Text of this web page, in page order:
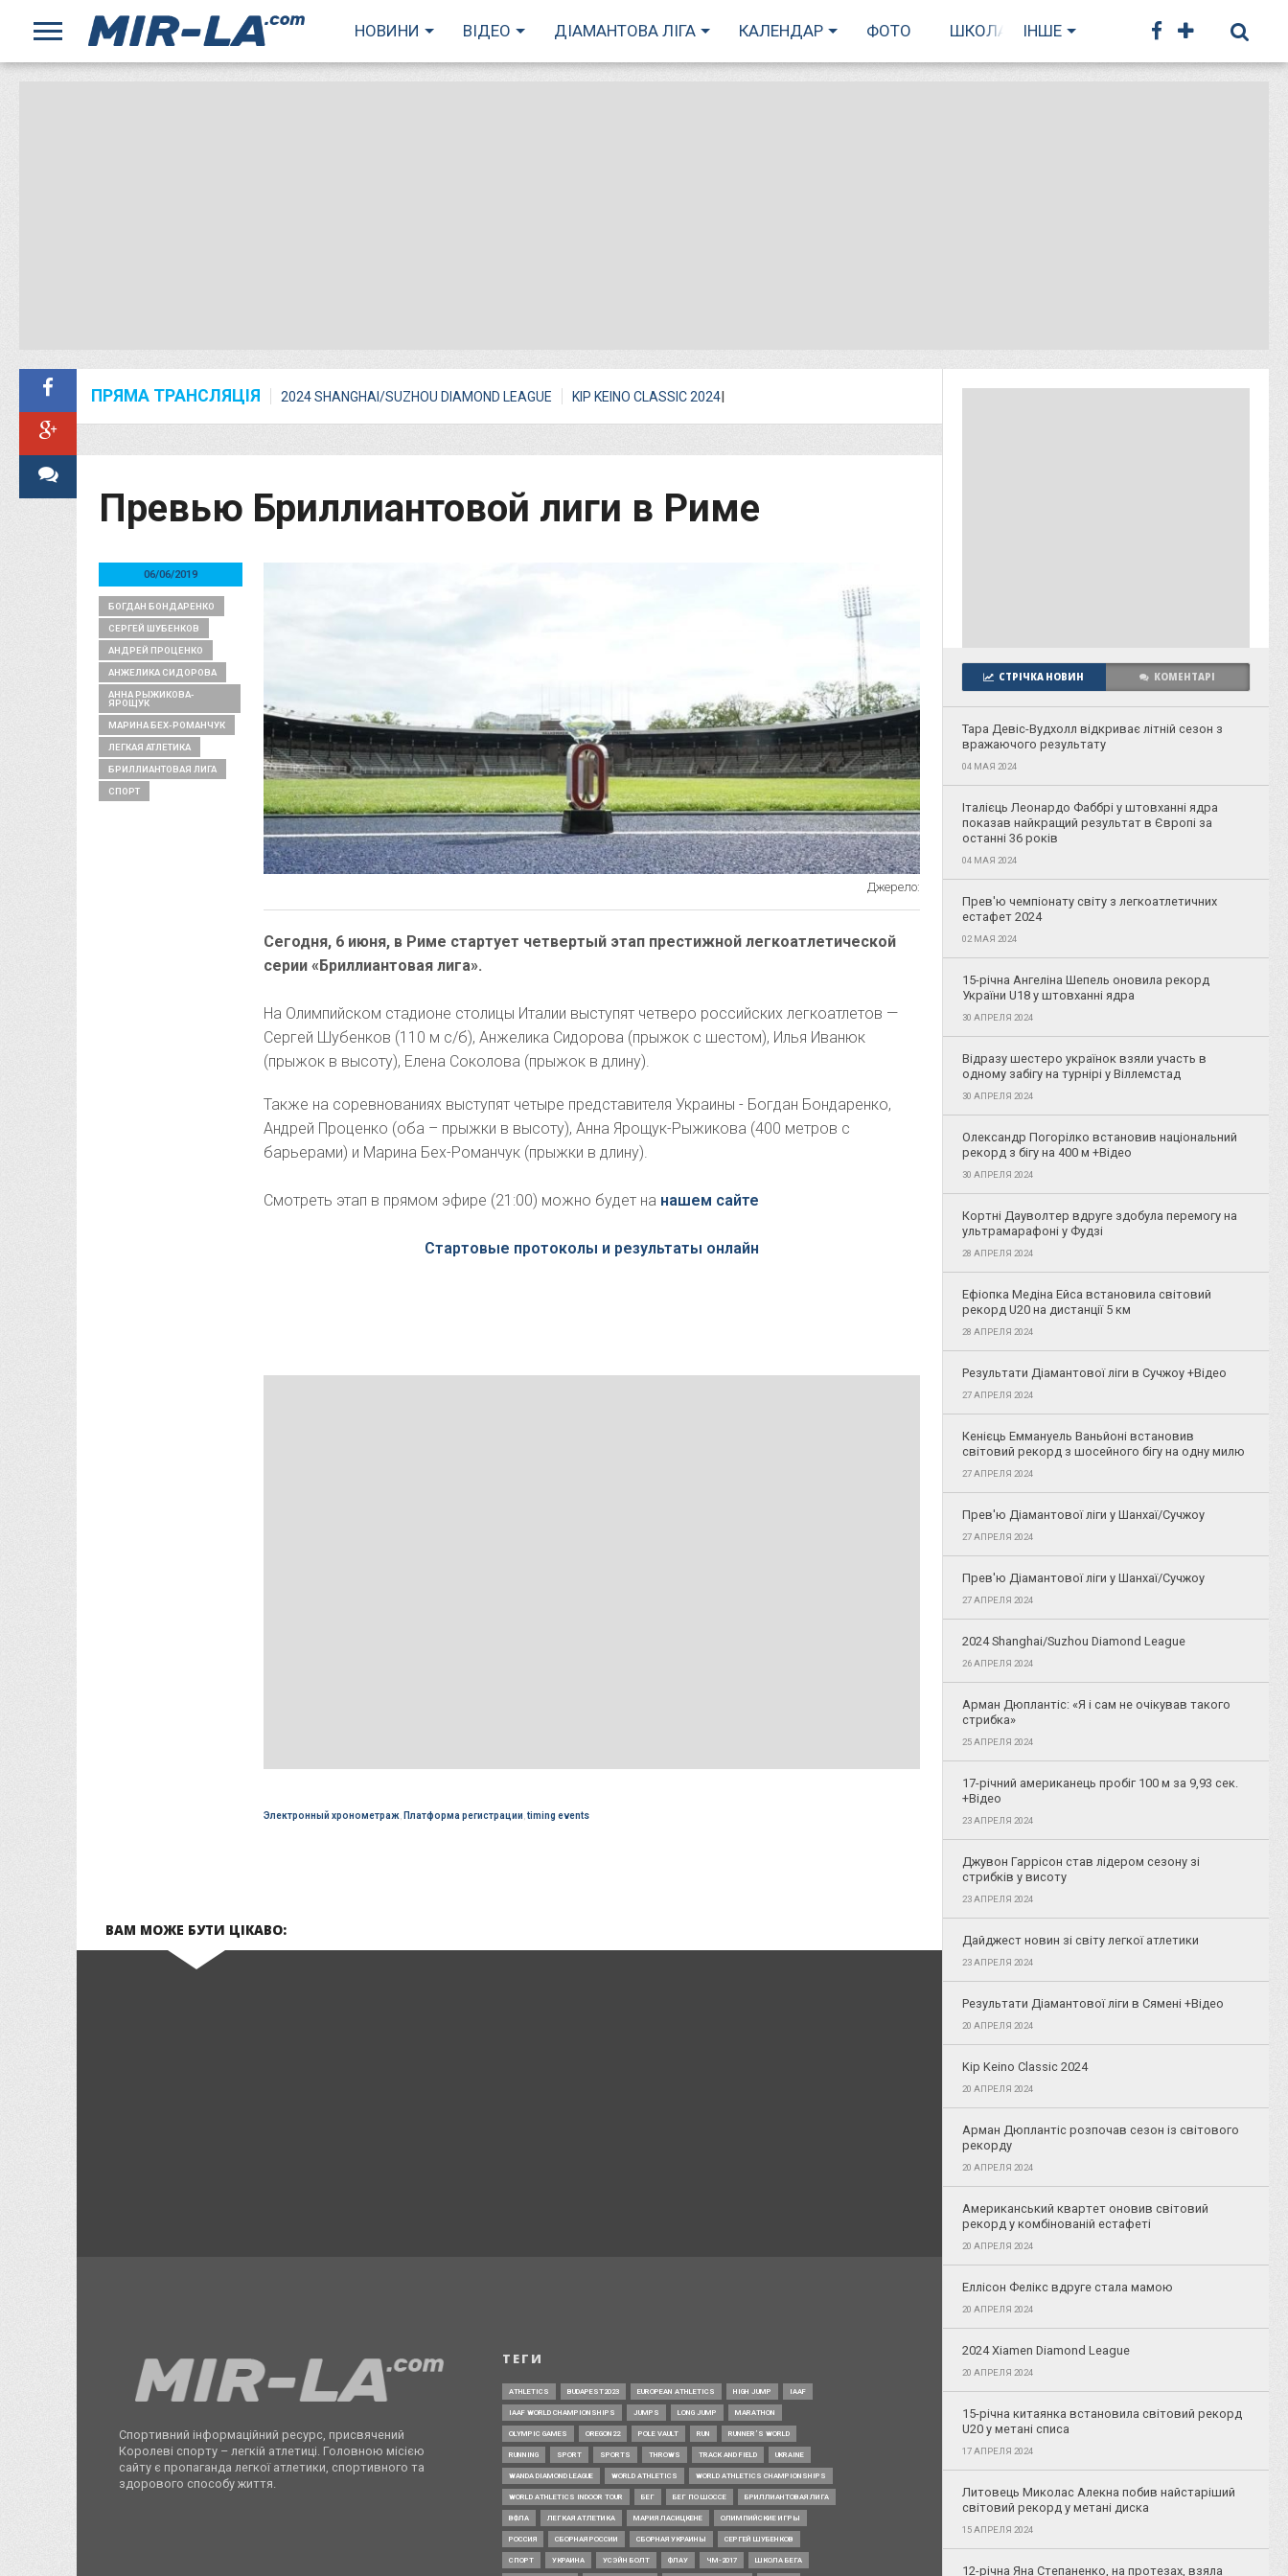
НОВИНИ ВІДЕО ДІАМАНТОВА ЛІГА КАЛЕНДАР ФОТО ШКОЛА БІГУ
ІНШЕ
ПРЯМА ТРАНСЛЯЦІЯ 2024 SHANGHAI/SUZHOU DIAMOND LEAGUE I
KIP KEINO CLASSIC 2024
Превью Бриллиантовой лиги в Риме
Джерело:
Сегодня, 6 июня, в Риме стартует четвертый этап престижной легкоатлетической
серии «Бриллиантовая лига».
На Олимпийском стадионе столицы Италии выступят четверо российских легкоатлетов —
Сергей Шубенков (110 м с/б), Анжелика Сидорова (прыжок с шестом), Илья Иванюк
(прыжок в высоту), Елена Соколова (прыжок в длину).
Также на соревнованиях выступят четыре представителя Украины - Богдан Бондаренко,
Андрей Проценко (оба – прыжки в высоту), Анна Ярощук-Рыжикова (400 метров с
барьерами) и Марина Бех-Романчук (прыжки в длину).
Смотреть этап в прямом эфире (21:00) можно будет на нашем сайте
Стартовые протоколы и результаты онлайн
Электронный хронометраж, Платформа регистрации,timing events
06/06/2019
БОГДАН БОНДАРЕНКО
СЕРГЕЙ ШУБЕНКОВ
АНДРЕЙ ПРОЦЕНКО
АНЖЕЛИКА СИДОРОВА
АННА РЫЖИКОВА-
ЯРОЩУК
МАРИНА БЕХ-РОМАНЧУК
ЛЕГКАЯ АТЛЕТИКА
БРИЛЛИАНТОВАЯ ЛИГА
СПОРТ
ВАМ МОЖЕ БУТИ ЦІКАВО:
СТРІЧКА НОВИН КОМЕНТАРІ
Тара Девіс-Вудхолл відкриває літній сезон з
вражаючого результату
04 МАЯ 2024
Італієць Леонардо Фаббрі у штовханні ядра
показав найкращий результат в Європі за
останні 36 років
04 МАЯ 2024
Прев'ю чемпіонату світу з легкоатлетичних
естафет 2024
02 МАЯ 2024
15-річна Ангеліна Шепель оновила рекорд
України U18 у штовханні ядра
30 АПРЕЛЯ 2024
Відразу шестеро українок взяли участь в
одному забігу на турнірі у Віллемстад
30 АПРЕЛЯ 2024
Олександр Погорілко встановив національний
рекорд з бігу на 400 м +Відео
30 АПРЕЛЯ 2024
Кортні Дауволтер вдруге здобула перемогу на
ультрамарафоні у Фудзі
28 АПРЕЛЯ 2024
Ефіопка Медіна Ейса встановила світовий
рекорд U20 на дистанції 5 км
28 АПРЕЛЯ 2024
Результати Діамантової ліги в Сучжоу +Відео
27 АПРЕЛЯ 2024
Кенієць Еммануель Ваньйоні встановив
світовий рекорд з шосейного бігу на одну милю
27 АПРЕЛЯ 2024
Прев'ю Діамантової ліги у Шанхаї/Сучжоу
27 АПРЕЛЯ 2024
Прев'ю Діамантової ліги у Шанхаї/Сучжоу
27 АПРЕЛЯ 2024
2024 Shanghai/Suzhou Diamond League
26 АПРЕЛЯ 2024
Арман Дюплантіс: «Я і сам не очікував такого
стрибка»
25 АПРЕЛЯ 2024
17-річний американець пробіг 100 м за 9,93 сек.
+Відео
23 АПРЕЛЯ 2024
Джувон Гаррісон став лідером сезону зі
стрибків у висоту
23 АПРЕЛЯ 2024
Дайджест новин зі світу легкої атлетики
23 АПРЕЛЯ 2024
Результати Діамантової ліги в Сямені +Відео
20 АПРЕЛЯ 2024
Kip Keino Classic 2024
20 АПРЕЛЯ 2024
Арман Дюплантіс розпочав сезон із світового
рекорду
20 АПРЕЛЯ 2024
Американський квартет оновив світовий
рекорд у комбінованій естафеті
20 АПРЕЛЯ 2024
Еллісон Фелікс вдруге стала мамою
20 АПРЕЛЯ 2024
2024 Xiamen Diamond League
20 АПРЕЛЯ 2024
15-річна китаянка встановила світовий рекорд
U20 у метані списа
17 АПРЕЛЯ 2024
Литовець Миколас Алекна побив найстаріший
світовий рекорд у метані диска
15 АПРЕЛЯ 2024
12-річна Яна Степаненко, на протезах, взяла
Спортивний інформаційний ресурс, присвячений
Королеві спорту – легкій атлетиці. Головною місією
сайту є пропаганда легкої атлетики, спортивного та
здорового способу життя.
ТЕГИ
ATHLETICS BUDAPEST2023 EUROPEAN ATHLETICS HIGH JUMP IAAF
IAAF WORLD CHAMPIONSHIPS JUMPS LONG JUMP MARATHON
OLYMPIC GAMES OREGON22 POLE VAULT RUN RUNNER’S WORLD
RUNNING SPORT SPORTS THROWS TRACK AND FIELD UKRAINE
WANDA DIAMOND LEAGUE WORLD ATHLETICS WORLD ATHLETICS CHAMPIONSHIPS
WORLD ATHLETICS INDOOR TOUR БЕГ БЕГ ПО ШОССЕ БРИЛЛИАНТОВАЯ ЛИГА
ВФЛА ЛЕГКАЯ АТЛЕТИКА МАРИЯ ЛАСИЦКЕНЕ ОЛИМПИЙСКИЕ ИГРЫ
РОССИЯ СБОРНАЯ РОССИИ СБОРНАЯ УКРАИНЫ СЕРГЕЙ ШУБЕНКОВ
СПОРТ УКРАИНА УСЭЙН БОЛТ ФЛАУ ЧМ-2017 ШКОЛА БЕГА